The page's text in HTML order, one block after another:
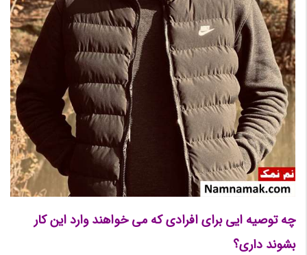
چه توصیه ایی برای افرادی که می خواهند وارد این کار
بشوند داری؟